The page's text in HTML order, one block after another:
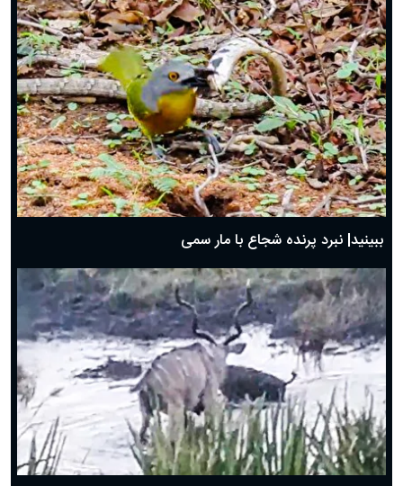
ببینید| نبرد پرنده شجاع با مار سمی